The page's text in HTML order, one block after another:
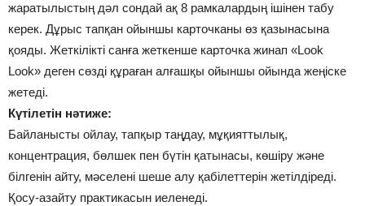
жаратылыстың дәл сондай ақ 8 рамкалардың ішінен табу
керек. Дұрыс тапқан ойыншы карточканы өз қазынасына
қояды. Жеткілікті санға жеткенше карточка жинап «Look
Look» деген сөзді құраған алғашқы ойыншы ойында жеңіске
жетеді.
Күтілетін нәтиже:
Байланысты ойлау, тапқыр таңдау, мұқияттылық,
концентрация, бөлшек пен бүтін қатынасы, көшіру және
білгенін айту, мәселені шеше алу қабілеттерін жетілдіреді.
Қосу-азайту практикасын иеленеді.